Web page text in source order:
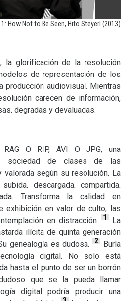
1: How Not to Be Seen, Hito Steyerl (2013)
la glorificación de la resolución
de representación de los
producción audiovisual. Mientras
carecen de información,
degradas y devaluadas.
RAGO RIP, AVI OJPG, una
sociedad de clases de las
valorada según su resolución. La
descargada, compartida,
Transforma la calidad en
exhibición en valor de culto, las
en distracción
1 La
ilícita de quinta generación
genealogía es dudosa. 2
Burla
digital. No solo está
hasta el punto de ser un borrón
que se la pueda llamar
digital podría producir una